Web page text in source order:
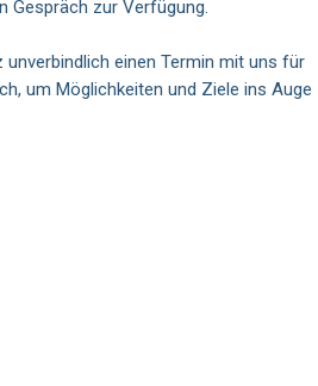
Gespräch zurVerfügung.
unverbindlich einen Termin mit uns für
um Möglichkeiten und Ziele ins Auge